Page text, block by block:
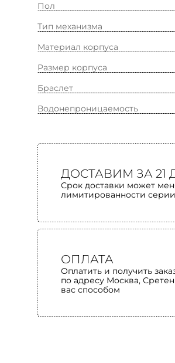
Пол
Тип механизма
Материал корпуса
Размер корпуса
Браслет
Водонепроницаемость
ДОСТАВИМ ЗА 21
Срок доставки может
лимитированности
ОПЛАТА
Оплатить и получить
по адресу Москва,
вас способом